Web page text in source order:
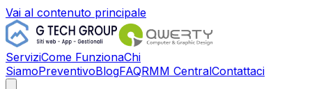
Vai al contenuto principale
ServiziCome FunzionaChi
SiamoPreventivoBlogFAQRMM CentralContattaci